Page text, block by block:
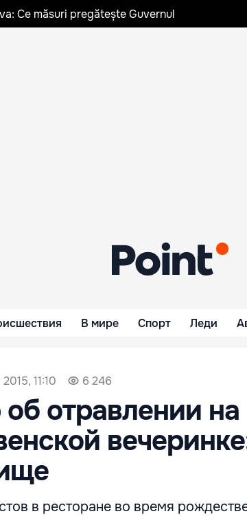
Ce măsuri pregătește Guvernul
В мире Спорт Леди
11:10 6 246
отравлении на
в ресторане во время